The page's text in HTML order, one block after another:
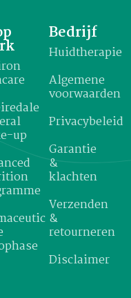
up
Bedrijf
Huidtherapie
Algemene
voorwaarden
Privacybeleid
Garantie
&
klachten
Verzenden
&
retourneren
Disclaimer